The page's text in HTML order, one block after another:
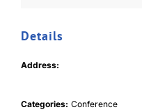
Details
Address:
Categories: Conference